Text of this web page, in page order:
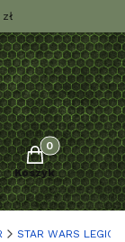
zł
Produkty w
Koszyk
STAR WARS LEGION